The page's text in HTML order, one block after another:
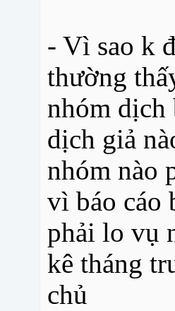
- Vì sao k
thường
nhóm dịch
dịch giả
nhóm nào
vì báo cáo
phải lo vụ
kê tháng
chủ